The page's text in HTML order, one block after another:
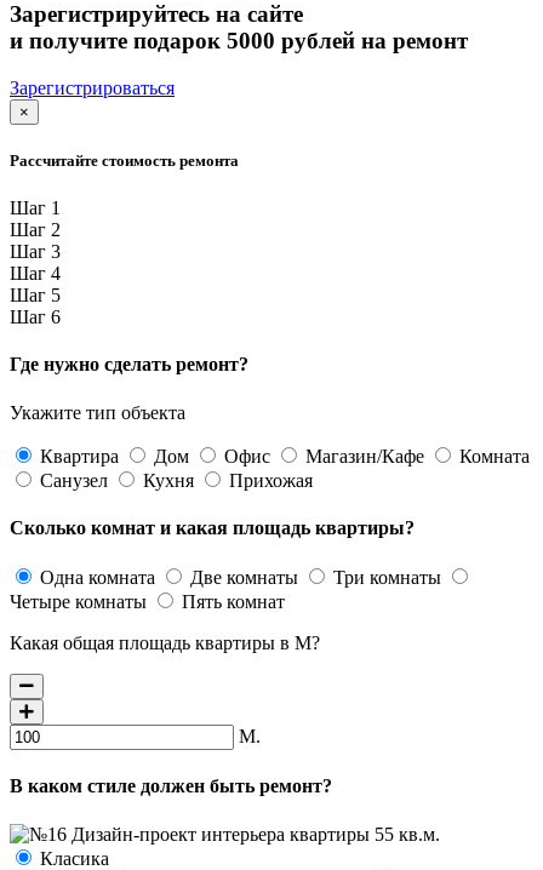
Зарегистрируйтесь на сайте
и получите подарок 5000 рублей на ремонт
Зарегистрироваться
×
Рассчитайте стоимость ремонта
Шаг 1
Шаг 2
Шаг 3
Шаг 4
Шаг 5
Шаг 6
Где нужно сделать ремонт?
Укажите тип объекта
Квартира Дом Офис Магазин/Кафе
Комната
Санузел
Кухня Прихожая
Сколько комнат и какая площадь квартиры?
Одна комната Две комнаты
Три комнаты
Четыре комнаты
Пять комнат
Какая общая площадь квартиры в М?
М.
В каком стиле должен быть ремонт?
Класика